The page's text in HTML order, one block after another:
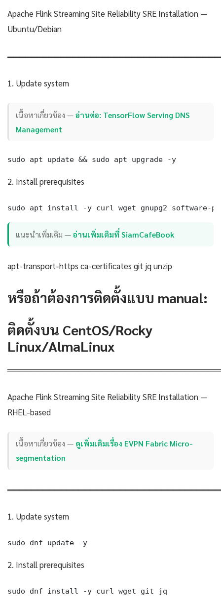
Apache Flink Streaming Site Reliability SRE Installation —
Ubuntu/Debian
1. Update system
เนื้อหาเกี่ยวข้อง —อ่านต่อ: TensorFlow Serving DNS
Management
sudo apt update && sudo apt upgrade -y
2. Install prerequisites
sudo apt install -y curl wget gnupg2 software-
แนะนำเพิ่มเติม —อ่านเพิ่มเติมที่ SiamCafeBook
apt-transport-https ca-certificates git jq unzip
หรือถ้าต้องการติดตั้งแบบ manual:
ติดตั้งบน CentOS/Rocky
Linux/AlmaLinux
Apache Flink Streaming Site Reliability SRE Installation —
RHEL-based
เนื้อหาเกี่ยวข้อง — ดูเพิ่มเติมเรื่อง EVPN Fabric Micro-
segmentation
1. Update system
sudo dnf update -y
2. Install prerequisites
sudo dnf install -y curl wget git jq